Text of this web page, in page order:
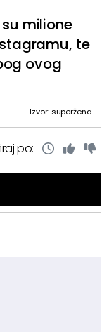
milione
te
ovog
Izvor: superžena
po: